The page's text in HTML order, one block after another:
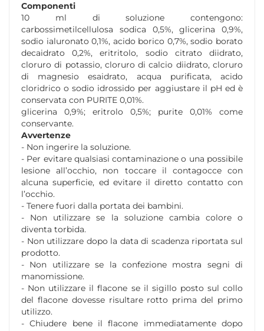
Componenti
10 ml di soluzione contengono:
carbossimetilcellulosa sodica 0,5%, glicerina 0,9%,
sodio ialuronato 0,1%, acido borico 0,7%, sodio borato
decaidrato 0,2%, eritritolo, sodio citrato diidrato,
cloruro di potassio, cloruro di calcio diidrato, cloruro
di magnesio esaidrato, acqua purificata, acido
cloridrico o sodio idrossido per aggiustare il pH ed è
conservata con PURITE 0,01%.
glicerina 0,9%; eritrolo 0,5%; purite 0,01% come
conservante.
Avvertenze
- Non ingerire la soluzione.
- Per evitare qualsiasi contaminazione o una possibile
lesione all’occhio, non toccare il contagocce con
alcuna superficie, ed evitare il diretto contatto con
l’occhio.
- Tenere fuori dalla portata dei bambini.
- Non utilizzare se la soluzione cambia colore o
diventa torbida.
- Non utilizzare dopo la data di scadenza riportata sul
prodotto.
- Non utilizzare se la confezione mostra segni di
manomissione.
- Non utilizzare il flacone se il sigillo posto sul collo
del flacone dovesse risultare rotto prima del primo
utilizzo.
- Chiudere bene il flacone immediatamente dopo